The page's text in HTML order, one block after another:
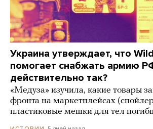
Украина утверждает, что
помогает снабжать армию
действительно так?
«Медуза» изучила, какие товары
фронта на маркетплейсах
пластиковые мешки для тел